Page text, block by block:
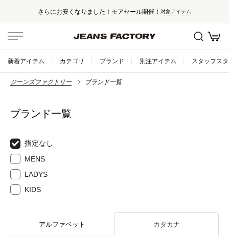
さらにお安くなりました！モアセール開催！ 対象アイテム
新着アイテム カテゴリ ブランド 別注アイテム スタッフス
ジーンズファクトリー ブランド一覧
ブランド一覧
指定なし
MENS
LADYS
KIDS
アルファベット カタカナ